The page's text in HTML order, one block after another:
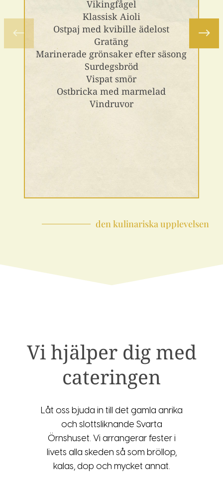
Vikingfågel
Klassisk Aioli
Ostpaj med kvibille ädelost
Gratäng
Marinerade grönsaker efter säsong
Surdegsbröd
Vispat smör
Ostbricka med marmelad
Vindruvor
den kulinariska upplevelsen
Vi hjälper dig med
cateringen
Låt oss bjuda in till det gamla anrika
och slottsliknande Svarta
Örnshuset. Vi arrangerar fester i
livets alla skeden så som bröllop,
kalas, dop och mycket annat.